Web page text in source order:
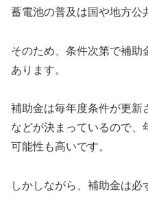
蓄電池の普及は国や地方公
そのため、条件次第で補助
あります。
補助金は毎年度条件が更新
などが決まっているので、
可能性も高いです。
しかしながら、補助金は